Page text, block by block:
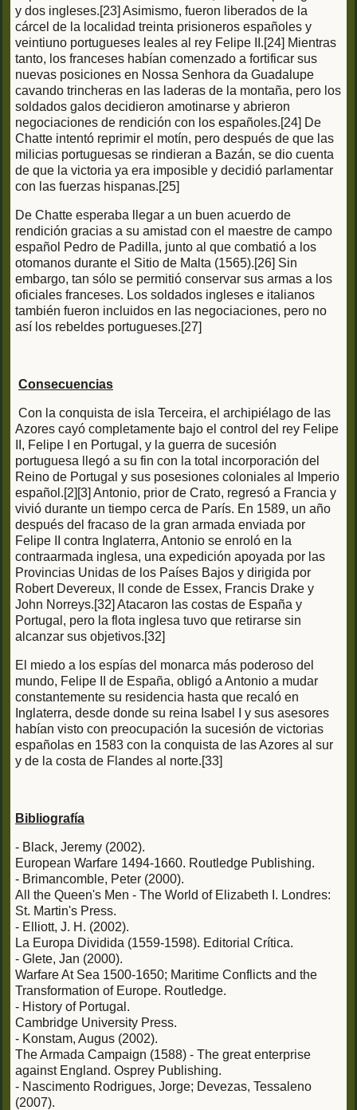
y dos ingleses.[23] Asimismo, fueron liberados de la
cárcel de la localidad treinta prisioneros españoles y
veintiuno portugueses leales al rey Felipe II.[24] Mientras
tanto, los franceses habían comenzado a fortificar sus
nuevas posiciones en Nossa Senhora da Guadalupe
cavando trincheras en las laderas de la montaña, pero los
soldados galos decidieron amotinarse y abrieron
negociaciones de rendición con los españoles.[24] De
Chatte intentó reprimir el motín, pero después de que las
milicias portuguesas se rindieran a Bazán, se dio cuenta
de que la victoria ya era imposible y decidió parlamentar
con las fuerzas hispanas.[25]
De Chatte esperaba llegar a un buen acuerdo de
rendición gracias a su amistad con el maestre de campo
español Pedro de Padilla, junto al que combatió a los
otomanos durante el Sitio de Malta (1565).[26] Sin
embargo, tan sólo se permitió conservar sus armas a los
oficiales franceses. Los soldados ingleses e italianos
también fueron incluidos en las negociaciones, pero no
así los rebeldes portugueses.[27]
Consecuencias
Con la conquista de isla Terceira, el archipiélago de las
Azores cayó completamente bajo el control del rey Felipe
II, Felipe I en Portugal, y la guerra de sucesión
portuguesa llegó a su fin con la total incorporación del
Reino de Portugal y sus posesiones coloniales al Imperio
español.[2][3] Antonio, prior de Crato, regresó a Francia y
vivió durante un tiempo cerca de París. En 1589, un año
después del fracaso de la gran armada enviada por
Felipe II contra Inglaterra, Antonio se enroló en la
contraarmada inglesa, una expedición apoyada por las
Provincias Unidas de los Países Bajos y dirigida por
Robert Devereux, II conde de Essex, Francis Drake y
John Norreys.[32] Atacaron las costas de España y
Portugal, pero la flota inglesa tuvo que retirarse sin
alcanzar sus objetivos.[32]
El miedo a los espías del monarca más poderoso del
mundo, Felipe II de España, obligó a Antonio a mudar
constantemente su residencia hasta que recaló en
Inglaterra, desde donde su reina Isabel I y sus asesores
habían visto con preocupación la sucesión de victorias
españolas en 1583 con la conquista de las Azores al sur
y de la costa de Flandes al norte.[33]
Bibliografía
- Black, Jeremy (2002).
European Warfare 1494-1660. Routledge Publishing.
- Brimancomble, Peter (2000).
All the Queen's Men - The World of Elizabeth I. Londres:
St. Martin's Press.
- Elliott, J. H. (2002).
La Europa Dividida (1559-1598). Editorial Crítica.
- Glete, Jan (2000).
Warfare At Sea 1500-1650; Maritime Conflicts and the
Transformation of Europe. Routledge.
- History of Portugal.
Cambridge University Press.
- Konstam, Augus (2002).
The Armada Campaign (1588) - The great enterprise
against England. Osprey Publishing.
- Nascimento Rodrigues, Jorge; Devezas, Tessaleno
(2007).